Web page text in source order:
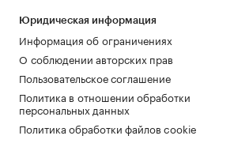
Юридическая информация
Информация об ограничениях
О соблюдении авторских прав
Пользовательское соглашение
Политика в отношении обработки
персональных данных
Политика обработки файлов cookie